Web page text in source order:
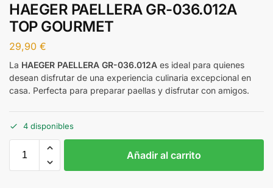
HAEGER PAELLERA GR-036.012A
TOP GOURMET
29,90 €
La HAEGER PAELLERA GR-036.012A es ideal para quienes
desean disfrutar de una experiencia culinaria excepcional en
casa. Perfecta para preparar paellas y disfrutar con amigos.
4 disponibles
Añadir al carrito